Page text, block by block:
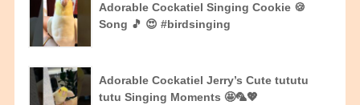
Adorable Cockatiel Singing Cookie 🍪
Song 🎵 😍 #birdsinging
Adorable Cockatiel Jerry’s Cute tututu
tutu Singing Moments 🤩🦜💖